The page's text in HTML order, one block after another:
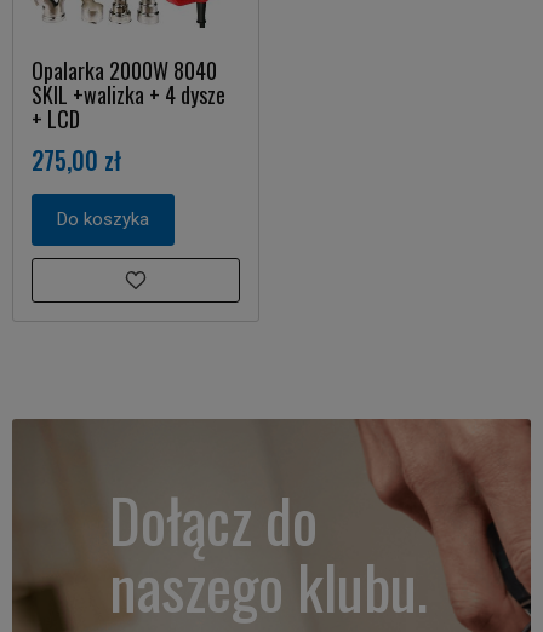
Opalarka 2000W 8040
SKIL +walizka + 4 dysze
+ LCD
275,00 zł
Do koszyka
Dołącz do
naszego klubu.